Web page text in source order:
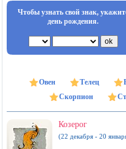
Чтобы узнать свой знак,
день рождения.
Овен Телец
Скорпион
Козерог
(22 декабря - 20